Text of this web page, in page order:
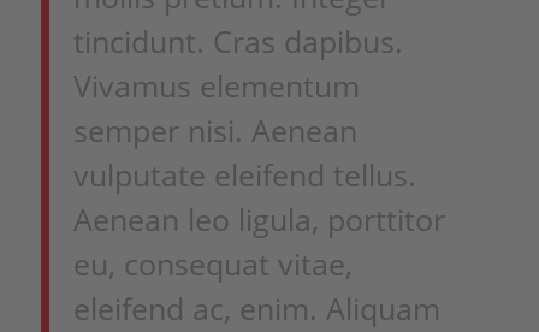
tincidunt. Cras dapibus.
Vivamus elementum
semper nisi. Aenean
vulputate eleifend tellus.
Aenean leo ligula, porttitor
eu, consequat vitae,
eleifend ac, enim. Aliquam